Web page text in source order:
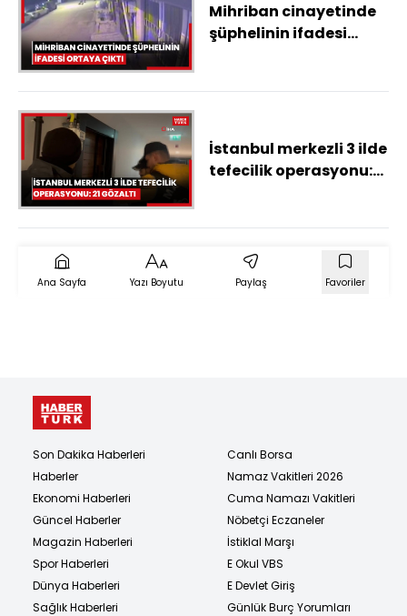
Mihriban cinayetinde
şüphelinin ifadesi
İstanbul merkezli 3 ilde
tefecilik operasyonu:
Ana Sayfa Yazı Boyutu Paylaş Favoriler
Son Dakika Haberleri
Haberler
Ekonomi Haberleri
Güncel Haberler
Magazin Haberleri
Spor Haberleri
Dünya Haberleri
Sağlık Haberleri
Canlı Borsa
Namaz Vakitleri 2026
Cuma Namazı Vakitleri
Nöbetçi Eczaneler
İstiklal Marşı
E Okul VBS
E Devlet Giriş
Günlük Burç Yorumları